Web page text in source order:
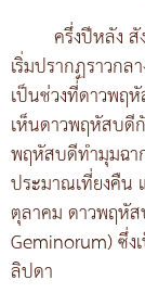
ครึ่งปีหลัง สั
เริ่มปรากฏราวก
เป็นช่วงที่ดาวพฤ
เห็นดาวพฤหัสบดี
พฤหัสบดีทำมุมฉา
ประมาณเที่ยงคืน
ตุลาคม ดาวพฤหั
Geminorum) ซึ่ง
ลิปดา